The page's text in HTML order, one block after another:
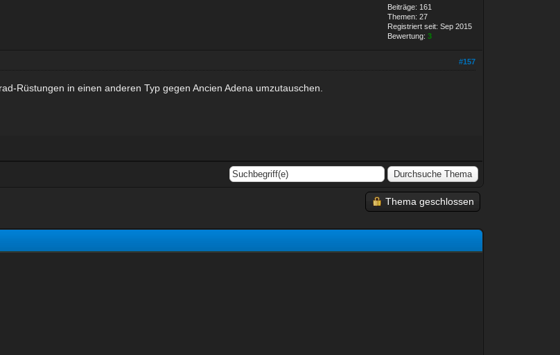
Beiträge: 161
Themen: 27
Registriert seit: Sep 2015
Bewertung:3
#157
Rüstungen in einen anderen Typ gegen Ancien Adena umzutauschen.
Thema geschlossen